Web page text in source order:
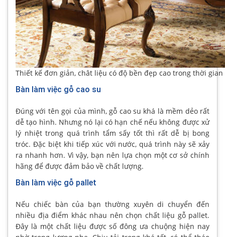
Thiết kế đơn giản, chât liệu có độ bền đẹp cao trong thời
Bàn làm việc gỗ cao su
Đúng với tên gọi của mình, gỗ cao su khá là mềm dẻo rất
dễ tạo hình. Nhưng nó lại có hạn chế nếu không được xử
lý nhiệt trong quá trình tẩm sấy tốt thì rất dễ bị bong
tróc. Đặc biệt khi tiếp xúc với nước, quá trình này sẽ xảy
ra nhanh hơn. Vì vậy, bạn nên lựa chọn một cơ sở chính
hãng để được đảm bảo về chất lượng.
Bàn làm việc gỗ pallet
Nếu chiếc bàn của bạn thường xuyên di chuyển đến
nhiều địa điểm khác nhau nên chọn chất liệu gỗ pallet.
Đây là một chất liệu được số đông ưa chuộng hiện nay